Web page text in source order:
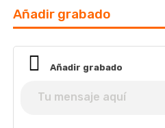
Añadir grabado
Añadir grabado